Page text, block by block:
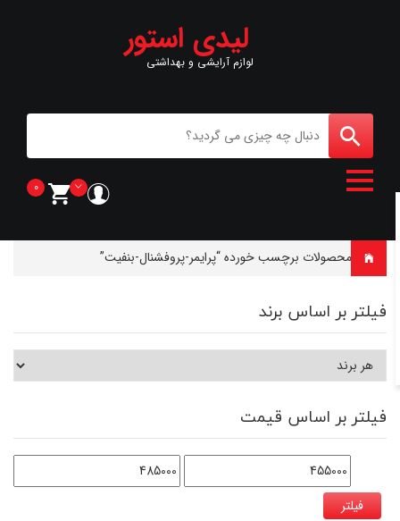
لیدی استور
لوازم آرایشی و بهداشتی
0
خانه محصولات برچسب خورده “پرایمر-پروفشنال-بنفیت”
فیلتر بر اساس برند
فیلتر بر اساس قیمت
فیلتر